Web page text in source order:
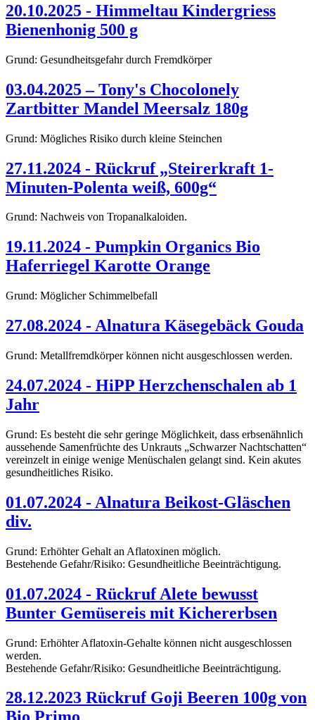
20.10.2025 - Himmeltau Kindergriess
Bienenhonig 500 g
Grund: Gesundheitsgefahr durch Fremdkörper
03.04.2025 – Tony's Chocolonely
Zartbitter Mandel Meersalz 180g
Grund: Mögliches Risiko durch kleine Steinchen
27.11.2024 - Rückruf „Steirerkraft 1-
Minuten-Polenta weiß, 600g“
Grund: Nachweis von Tropanalkaloiden.
19.11.2024 - Pumpkin Organics Bio
Haferriegel Karotte Orange
Grund: Möglicher Schimmelbefall
27.08.2024 - Alnatura Käsegebäck Gouda
Grund: Metallfremdkörper können nicht ausgeschlossen werden.
24.07.2024 - HiPP Herzchenschalen ab 1
Jahr
Grund: Es besteht die sehr geringe Möglichkeit, dass erbsenähnlich
aussehende Samenfrüchte des Unkrauts „Schwarzer Nachtschatten“
vereinzelt in einige wenige Menüschalen gelangt sind. Kein akutes
gesundheitliches Risiko.
01.07.2024 - Alnatura Beikost-Gläschen
div.
Grund: Erhöhter Gehalt an Aflatoxinen möglich.
Bestehende Gefahr/Risiko: Gesundheitliche Beeinträchtigung.
01.07.2024 - Rückruf Alete bewusst
Bunter Gemüsereis mit Kichererbsen
Grund: Erhöhter Aflatoxin-Gehalte können nicht ausgeschlossen
werden.
Bestehende Gefahr/Risiko: Gesundheitliche Beeinträchtigung.
28.12.2023 Rückruf Goji Beeren 100g von